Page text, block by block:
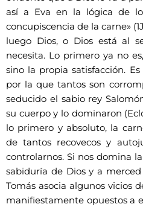
así a Eva en la lógica de
concupiscencia de la carne»
luego Dios, o Dios está al
necesita. Lo primero ya no
sino la propia satisfacción.
por la que tantos son
seducido el sabio rey
su cuerpo y lo dominaron
lo primero y absoluto, la
de tantos recovecos y
controlarnos. Si nos domina
sabiduría de Dios y a
Tomás asocia algunos vicios
manifiestamente opuestos a